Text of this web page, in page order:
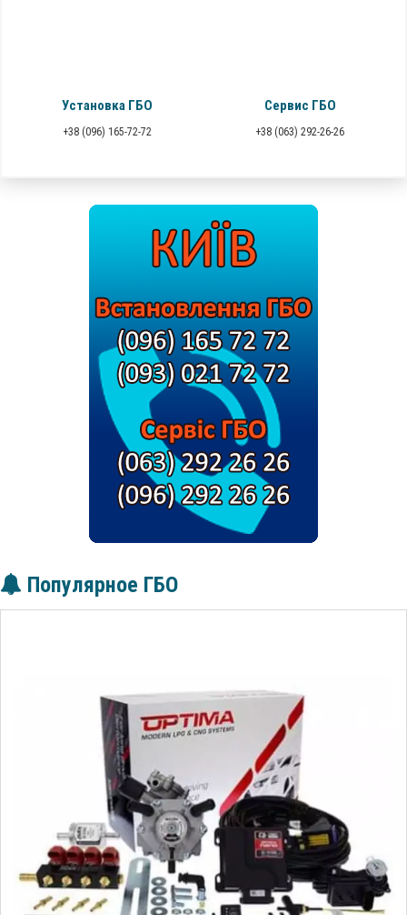
Установка ГБО
+38 (096) 165-72-72
Сервис ГБО
+38 (063) 292-26-26
Популярное ГБО